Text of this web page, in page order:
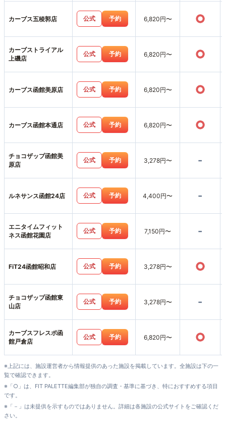
カーブス五稜郭店 公式 予約 6,820円〜 ○
カーブストライアル
上磯店
公式 予約 6,820円〜 ○
カーブス函館美原店 公式 予約 6,820円〜 ○
カーブス函館本通店 公式 予約 6,820円〜 ○
チョコザップ函館美
原店
公式 予約 3,278円〜 -
ルネサンス函館24店 公式 予約 4,400円〜 -
エニタイムフィット
ネス函館花園店
公式 予約 7,150円〜 -
FiT24函館昭和店 公式 予約 3,278円〜 ○
チョコザップ函館東
山店
公式 予約 3,278円〜 -
カーブスフレスポ函
館戸倉店
公式 予約 6,820円〜 ○
※上記には、施設運営者から情報提供のあった施設を掲載しています。全施設は下の一
覧で確認できます。
※「○」は、FIT PALETTE編集部が独自の調査・基準に基づき、特におすすめする項目
です。
※「－」は未提供を示すものではありません。詳細は各施設の公式サイトをご確認くだ
さい。